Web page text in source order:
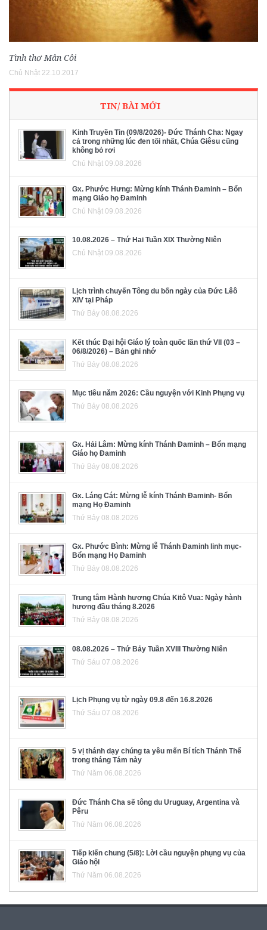
Tình thơ Mân Côi
Chủ Nhật 22.10.2017
TIN/ BÀI MỚI
Kinh Truyền Tin (09/8/2026)- Đức Thánh Cha: Ngay
cả trong những lúc đen tối nhất, Chúa Giêsu cũng
không bỏ rơi
Chủ Nhật 09.08.2026
Gx. Phước Hưng: Mừng kính Thánh Đaminh – Bổn
mạng Giáo họ Đaminh
Chủ Nhật 09.08.2026
10.08.2026 – Thứ Hai Tuần XIX Thường Niên
Chủ Nhật 09.08.2026
Lịch trình chuyến Tông du bốn ngày của Đức Lêô
XIV tại Pháp
Thứ Bảy 08.08.2026
Kết thúc Đại hội Giáo lý toàn quốc lần thứ VII (03 –
06/8/2026) – Bản ghi nhớ
Thứ Bảy 08.08.2026
Mục tiêu năm 2026: Cầu nguyện với Kinh Phụng vụ
Thứ Bảy 08.08.2026
Gx. Hải Lâm: Mừng kính Thánh Đaminh – Bổn mạng
Giáo họ Đaminh
Thứ Bảy 08.08.2026
Gx. Láng Cát: Mừng lễ kính Thánh Đaminh- Bổn
mạng Họ Đaminh
Thứ Bảy 08.08.2026
Gx. Phước Bình: Mừng lễ Thánh Đaminh linh mục-
Bổn mạng Họ Đaminh
Thứ Bảy 08.08.2026
Trung tâm Hành hương Chúa Kitô Vua: Ngày hành
hương đầu tháng 8.2026
Thứ Bảy 08.08.2026
08.08.2026 – Thứ Bảy Tuần XVIII Thường Niên
Thứ Sáu 07.08.2026
Lịch Phụng vụ từ ngày 09.8 đến 16.8.2026
Thứ Sáu 07.08.2026
5 vị thánh dạy chúng ta yêu mến Bí tích Thánh Thể
trong tháng Tám này
Thứ Năm 06.08.2026
Đức Thánh Cha sẽ tông du Uruguay, Argentina và
Pêru
Thứ Năm 06.08.2026
Tiếp kiến chung (5/8): Lời cầu nguyện phụng vụ của
Giáo hội
Thứ Năm 06.08.2026